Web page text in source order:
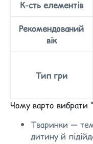
К-сть елементів
Рекомендований
вік
Тип гри
Чому варто вибрати
Тваринки —
дитину й